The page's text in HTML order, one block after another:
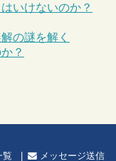
いけないのか？
の謎を解く
？
覧 メッセージ送信